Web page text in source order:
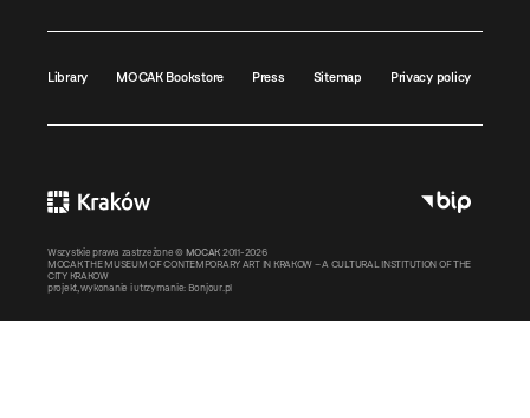
Library MOCAK Bookstore Press Sitemap Privacy policy
Wszystkie prawa zastrzeżone © MOCAK 2011-2026
MOCAK THE MUSEUM OF CONTEMPORARY ART IN KRAKOW – A CULTURAL INSTITUTION OF THE
CITY KRAKOW
projekt, wykonanie i utrzymanie: Bonjour.pl